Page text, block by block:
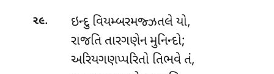
૨૯.
ઇન્દુ વિયમ્બરમજ્ઝતલે યો,
રાજતિ તારગણેન મુનિન્દો;
અરિયગણપ્પરિતો તિભવે તં,